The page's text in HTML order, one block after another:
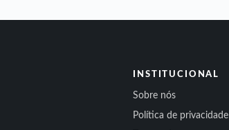
INSTITUCIONAL
Sobre nós
Política de privacidade